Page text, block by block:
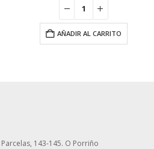
AÑADIR AL CARRITO
143-145. O Porriño